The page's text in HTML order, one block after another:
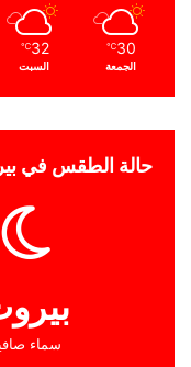
30
℃
الجمعة
32
℃
السبت
حالة الطقس في
سماء